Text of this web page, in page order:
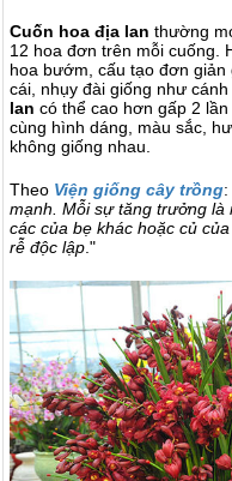
Cuốn hoa địa lan thường
12 hoa đơn trên mỗi cuống.
hoa bướm, cấu tạo đơn
cái, nhụy đài giống như
lan có thể cao hơn gấp 2
cùng hình dáng, màu sắc,
không giống nhau.
Theo Viện giống cây trồng:
mạnh. Mỗi sự tăng trưởng
các của bẹ khác hoặc củ
rễ độc lập."